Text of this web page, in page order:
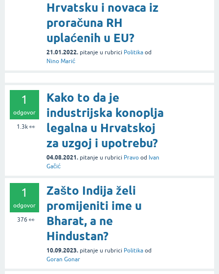
Hrvatsku i novaca iz
proračuna RH
uplaćenih u EU?
21.01.2022. pitanje u rubrici Politika od
Nino Marić
1
odgovor
1.3k👀
Kako to da je
industrijska konoplja
legalna u Hrvatskoj
za uzgoj i upotrebu?
04.08.2021. pitanje u rubrici Pravo od Ivan
Gačić
1
odgovor
376 👀
Zašto Indija želi
promijeniti ime u
Bharat, a ne
Hindustan?
10.09.2023. pitanje u rubrici Politika od
Goran Gonar